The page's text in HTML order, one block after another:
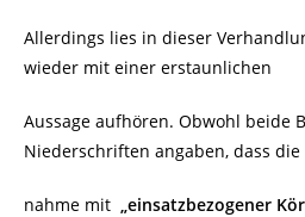
Allerdings lies in dieser
wieder mit einer erstaunlichen
Aussage aufhören. Obwohl beide
Niederschriften angaben, dass die
nahme mit „einsatzbezogener